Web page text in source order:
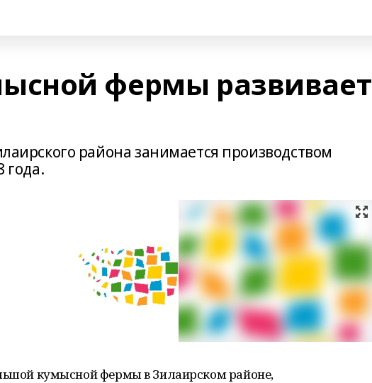
фермы развивает
района занимается производством
года.
кумысной фермы в Зилаирском районе,